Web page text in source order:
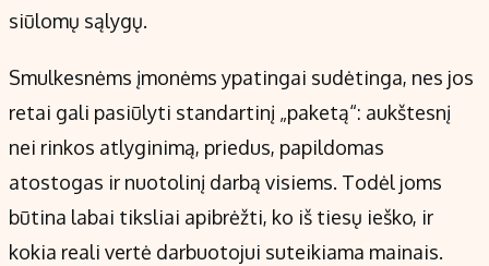
siūlomų sąlygų.
Smulkesnėms įmonėms ypatingai sudėtinga, nes jos
retai gali pasiūlyti standartinį „paketą“: aukštesnį
nei rinkos atlyginimą, priedus, papildomas
atostogas ir nuotolinį darbą visiems. Todėl joms
būtina labai tiksliai apibrėžti, ko iš tiesų ieško, ir
kokia reali vertė darbuotojui suteikiama mainais.